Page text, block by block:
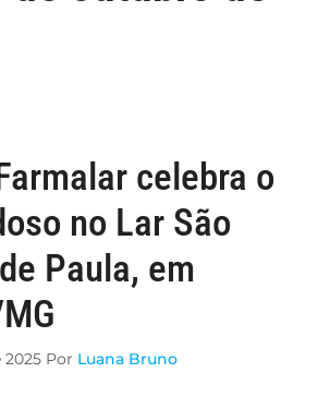
celebra o
no Lar São
Paula, em
2025 Por Luana Bruno